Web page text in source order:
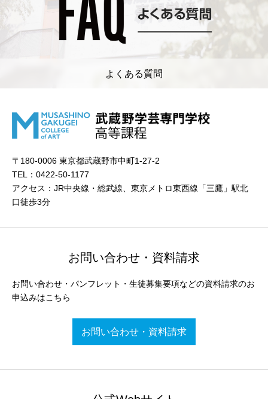
よくある質問
〒180-0006 東京都武蔵野市中町1-27-2
TEL：0422-50-1177
アクセス：JR中央線・総武線、東京メトロ東西線「三鷹」駅北
口徒歩3分
お問い合わせ・資料請求
お問い合わせ・パンフレット・生徒募集要項などの資料請求のお
申込みはこちら
お問い合わせ・資料請求